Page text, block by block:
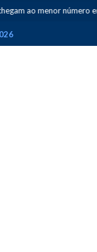
ao menor número em